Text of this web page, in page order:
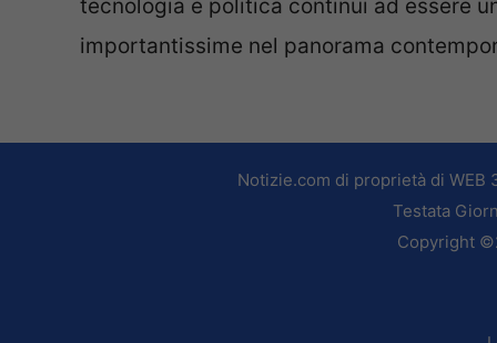
tecnologia e politica continui ad essere
importantissime nel panorama
Notizie.com di proprietà di WEB
Testata
Copyright